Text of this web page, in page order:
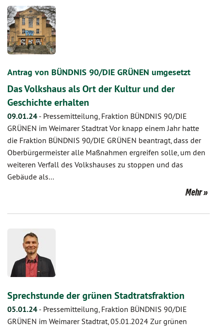
Antrag von BÜNDNIS 90/DIE GRÜNEN umgesetzt
Das Volkshaus als Ort der Kultur und der
Geschichte erhalten
09.01.24 - Pressemitteilung, Fraktion BÜNDNIS 90/DIE
GRÜNEN im Weimarer Stadtrat Vor knapp einem Jahr hatte
die Fraktion BÜNDNIS 90/DIE GRÜNEN beantragt, dass der
Oberbürgermeister alle Maßnahmen ergreifen solle, um den
weiteren Verfall des Volkshauses zu stoppen und das
Gebäude als…
Mehr
Sprechstunde der grünen Stadtratsfraktion
05.01.24 - Pressemitteilung, Fraktion BÜNDNIS 90/DIE
GRÜNEN im Weimarer Stadtrat, 05.01.2024 Zur grünen